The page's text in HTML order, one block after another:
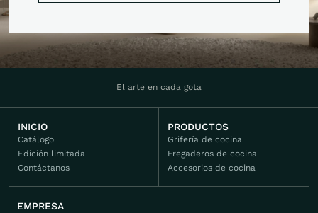
El arte en cada gota
INICIO
Catálogo
Edición limitada
Contáctanos
PRODUCTOS
Grifería de cocina
Fregaderos de cocina
Accesorios de cocina
EMPRESA